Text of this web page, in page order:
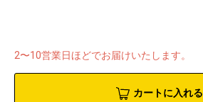
2〜10営業日ほどでお届けいたします。
カートに入れる